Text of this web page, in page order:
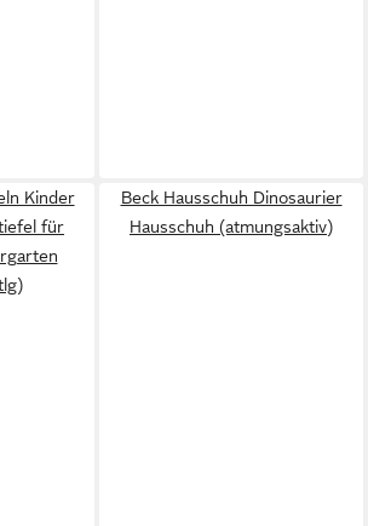
Kinder
für
Beck Hausschuh Dinosaurier
Hausschuh (atmungsaktiv)